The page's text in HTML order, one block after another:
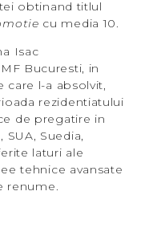
obtinand titlul
cu media 10.
Isac
Bucuresti, in
care l-a absolvit,
rezidentiatului
de pregatire in
Suedia,
laturi ale
tehnice avansate
renume.